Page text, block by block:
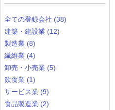
全ての登録会社 (38)
建築・建設業 (12)
製造業 (8)
繊維業 (4)
卸売・小売業 (5)
飲食業 (1)
サービス業 (9)
食品製造業 (2)